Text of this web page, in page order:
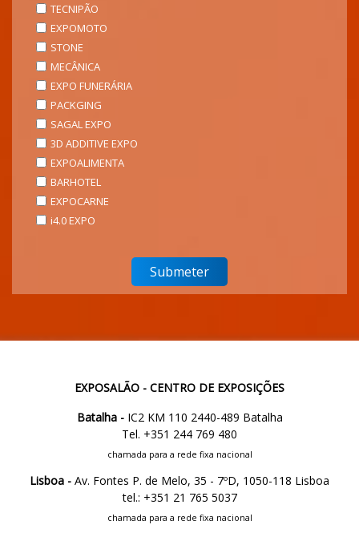
TECNIPÃO
EXPOMOTO
STONE
MECÂNICA
EXPO FUNERÁRIA
PACKGING
SAGAL EXPO
3D ADDITIVE EXPO
EXPOALIMENTA
BARHOTEL
EXPOCARNE
i4.0 EXPO
EXPOSALÃO - CENTRO DE EXPOSIÇÕES
Batalha -IC2 KM 110 2440-489 Batalha
Tel. +351 244 769 480
chamada para a rede fixa nacional
Lisboa - Av. Fontes P. de Melo, 35 - 7ºD, 1050-118 Lisboa
tel.: +351 21 765 5037
chamada para a rede fixa nacional